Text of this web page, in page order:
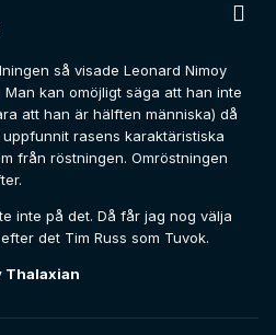
så visade Leonard Nimoy
kan omöjligt säga att han inte
att han är hälften människa) då
rasens karaktäristiska
från röstningen. Omröstningen
inte på det. Då får jag nog välja
det Tim Russ som Tuvok.
Thalaxian